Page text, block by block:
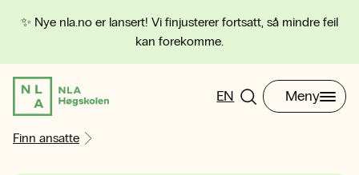
✨ Nye nla.no er lansert! Vi finjusterer fortsatt, så mindre feil
kan forekomme.
EN Meny
Finn ansatte